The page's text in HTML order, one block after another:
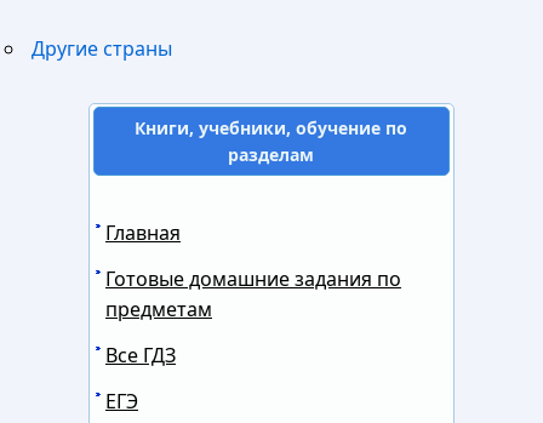
Другие страны
Книги, учебники, обучение по
разделам
Главная
Готовые домашние задания по
предметам
Все ГДЗ
ЕГЭ